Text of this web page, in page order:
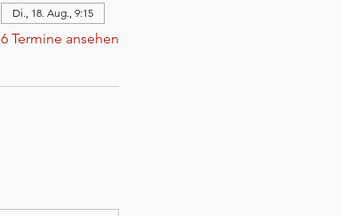
Di., 18. Aug., 9:15
6 Termine ansehen